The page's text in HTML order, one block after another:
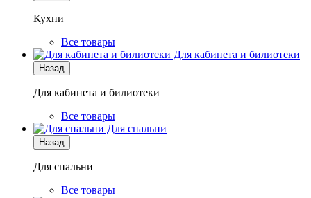
Кухни
Все товары
Для кабинета и билиотеки
Назад
Для кабинета и билиотеки
Все товары
Для спальни
Назад
Для спальни
Все товары